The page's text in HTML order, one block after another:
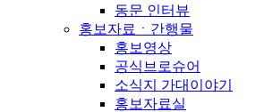
동문 인터뷰
홍보자료ㆍ간행물
홍보영상
공식브로슈어
소식지 가대이야기
홍보자료실